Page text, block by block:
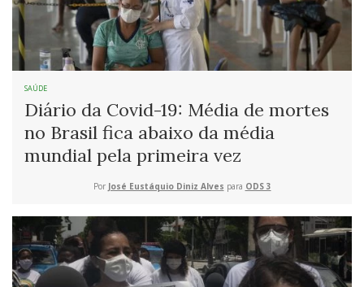
SAÚDE
Diário da Covid-19: Média de mortes
no Brasil fica abaixo da média
mundial pela primeira vez
Por José Eustáquio Diniz Alves para ODS 3